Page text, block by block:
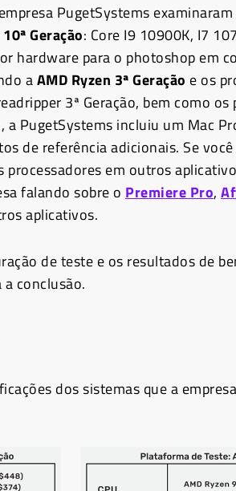
PugetSystems
Geração: Core I9 10900K, I7
hardware para o photoshop em
aAMD Ryzen 3ª Geração e os
3ª Geração, bem como os
a PugetSystems incluiu um Mac
de referência adicionais. Se
processadores em outros
falando sobre o Premiere Pro,
aplicativos.
de teste e os resultados de
conclusão.
dos sistemas que a